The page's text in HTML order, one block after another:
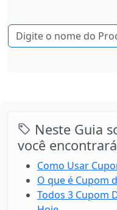
Neste Guia
você
Como Usar
O que é Cupom
Todos 3 Cupom